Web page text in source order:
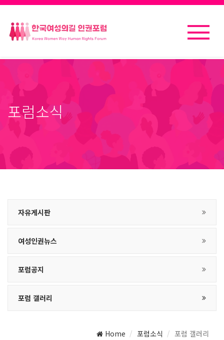
포럼소식
자유게시판
여성인권뉴스
포럼공지
포럼 갤러리
Home 포럼소식 포럼 갤러리